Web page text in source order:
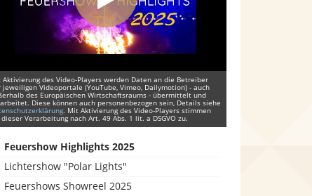
Aktivierung des Video-Players werden Daten an die Betreiber
jeweiligen Videoportale (YouTube, Vimeo, Dailymotion) - auch
des Europäischen Wirtschaftsraums - übermittelt und
Diese können auch personenbezogen sein, Details siehe
. Mit Aktivierung des Video-Players stimmen
dieser Verarbeitung nach Art. 49 Abs. 1 lit. a DSGVO zu.
Feuershow Highlights 2025
Lichtershow "Polar Lights"
Feuershows Showreel 2025